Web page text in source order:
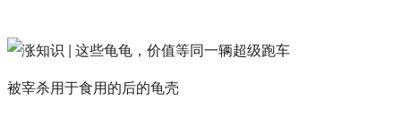
被宰杀用于食用的后的龟壳